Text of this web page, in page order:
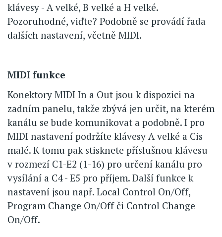
klávesy - A velké, B velké a H velké.
Pozoruhodné, viďte? Podobně se provádí řada
dalších nastavení, včetně MIDI.
MIDI funkce
Konektory MIDI In a Out jsou k dispozici na
zadním panelu, takže zbývá jen určit, na kterém
kanálu se bude komunikovat a podobně. I pro
MIDI nastavení podržíte klávesy A velké a Cis
malé. K tomu pak stisknete příslušnou klávesu
v rozmezí C1-E2 (1-16) pro určení kanálu pro
vysílání a C4 - E5 pro příjem. Další funkce k
nastavení jsou např. Local Control On/Off,
Program Change On/Off či Control Change
On/Off.